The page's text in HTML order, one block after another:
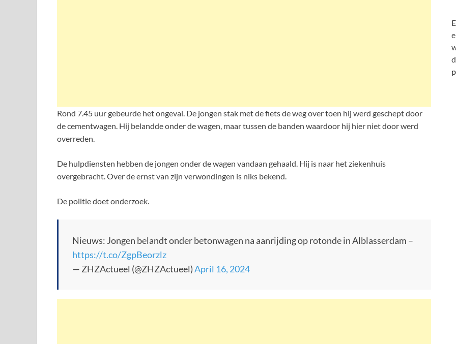
Rond 7.45 uur gebeurde het ongeval. De jongen stak met de fiets de weg over toen hij werd geschept door
de cementwagen. Hij belandde onder de wagen, maar tussen de banden waardoor hij hier niet door werd
overreden.
De hulpdiensten hebben de jongen onder de wagen vandaan gehaald. Hij is naar het ziekenhuis
overgebracht. Over de ernst van zijn verwondingen is niks bekend.
De politie doet onderzoek.
Nieuws: Jongen belandt onder betonwagen na aanrijding op rotonde in Alblasserdam –
https://t.co/ZgpBeorzlz
— ZHZActueel (@ZHZActueel)April 16, 2024